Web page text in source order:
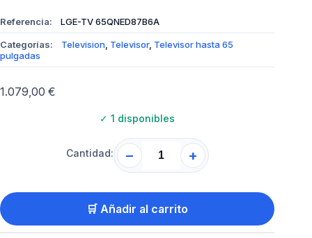
Referencia: LGE-TV 65QNED87B6A
Categorías: Television, Televisor, Televisor hasta 65
pulgadas
1.079,00 €
✓ 1 disponibles
Cantidad: − +
🛒 Añadir al carrito